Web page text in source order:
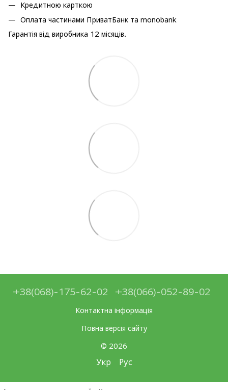
Кредитною карткою
Оплата частинами ПриватБанк та monobank
Гарантія від виробника 12 місяців.
+38(068)-175-62-02 +38(066)-052-89-02
Контактна інформація
Повна версія сайту
© 2026
Укр Рус